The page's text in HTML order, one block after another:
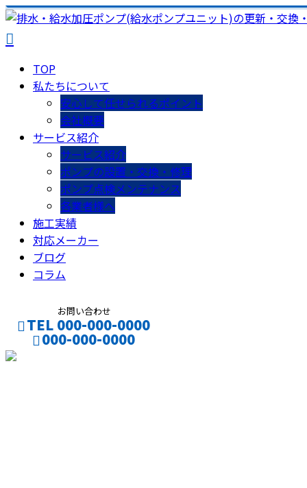
TOP
私たちについて
安心して任せられるポイント
会社概要
サービス紹介
サービス紹介
ポンプの設置・交換・修理
ポンプ点検メンテナンス
各業者様へ
施工実績
対応メーカー
ブログ
コラム
お問い合わせ
TEL 000-000-0000
000-000-0000